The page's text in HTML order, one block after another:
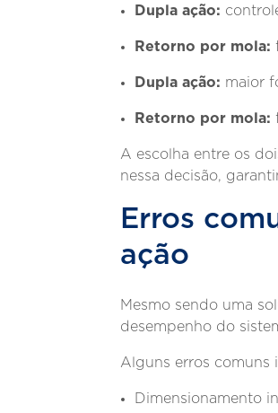
Dupla ação:
Retorno por mola:
Dupla ação: maior
Retorno por mola:
A escolha entre os
nessa decisão,
Erros
ação
Mesmo sendo uma
desempenho do
Alguns erros comuns
Dimensionamento